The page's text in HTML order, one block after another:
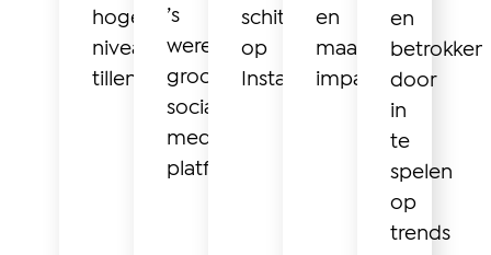
hoger
niveau
tillen.
’s
werelds
grootste
social
media
platform.
schitteren
op
Instagram.
en
maak
impact.
en
door
in
te
spelen
op
trends